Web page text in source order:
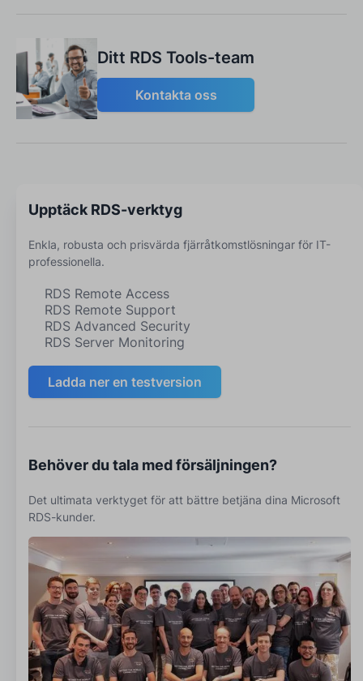
Ditt RDS Tools-team
Kontakta oss
Upptäck RDS-verktyg
Enkla, robusta och prisvärda fjärråtkomstlösningar för IT-
professionella.
RDS Remote Access
RDS Remote Support
RDS Advanced Security
RDS Server Monitoring
Ladda ner en testversion
Behöver du tala med försäljningen?
Det ultimata verktyget för att bättre betjäna dina Microsoft
RDS-kunder.